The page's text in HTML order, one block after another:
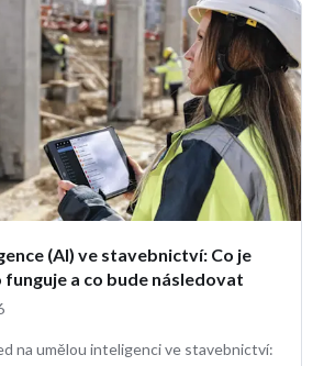
(AI) ve stavebnictví: Co je
funguje a co bude následovat
na umělou inteligenci ve stavebnictví: